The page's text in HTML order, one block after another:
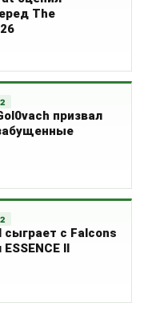
The
призвал
сыграет с Falcons
II